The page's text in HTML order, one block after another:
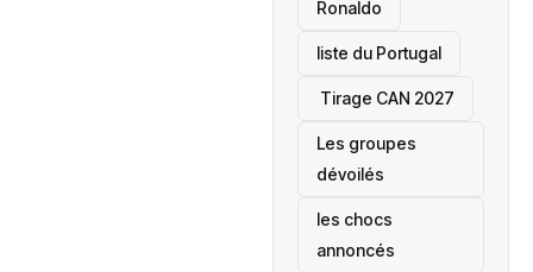
Ronaldo
liste du Portugal
‎ Tirage CAN 2027
Les groupes
dévoilés
les chocs
annoncés